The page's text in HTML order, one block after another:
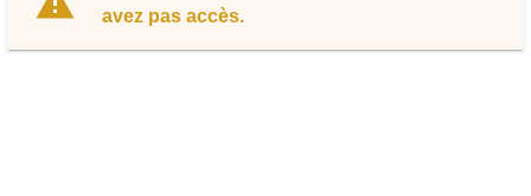
avez pas accès.